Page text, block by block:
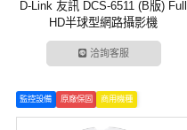
D-Link 友訊 DCS-6511 (B版) Full
HD半球型網路攝影機
洽詢客服
監控設備 原廠保固 商用機種